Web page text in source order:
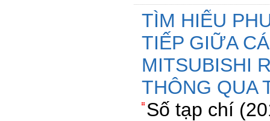
TÌM HIỂU
TIẾP GIỮA
MITSUBISHI
THÔNG QUA
Số tạp chí